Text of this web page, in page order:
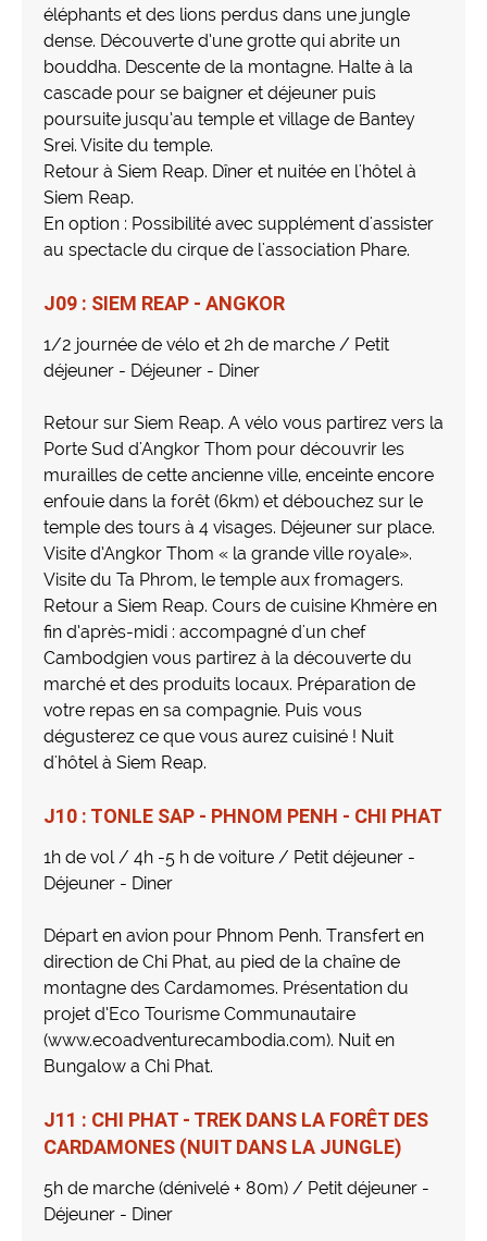
éléphants et des lions perdus dans une jungle
dense. Découverte d’une grotte qui abrite un
bouddha. Descente de la montagne. Halte à la
cascade pour se baigner et déjeuner puis
poursuite jusqu’au temple et village de Bantey
Srei. Visite du temple.
Retour à Siem Reap. Dîner et nuitée en l'hôtel à
Siem Reap.
En option : Possibilité avec supplément d'assister
au spectacle du cirque de l'association Phare.
J09 : SIEM REAP - ANGKOR
1/2 journée de vélo et 2h de marche / Petit
déjeuner - Déjeuner - Diner
Retour sur Siem Reap. A vélo vous partirez vers la
Porte Sud d'Angkor Thom pour découvrir les
murailles de cette ancienne ville, enceinte encore
enfouie dans la forêt (6km) et débouchez sur le
temple des tours à 4 visages. Déjeuner sur place.
Visite d’Angkor Thom « la grande ville royale».
Visite du Ta Phrom, le temple aux fromagers.
Retour a Siem Reap. Cours de cuisine Khmère en
fin d’après-midi : accompagné d'un chef
Cambodgien vous partirez à la découverte du
marché et des produits locaux. Préparation de
votre repas en sa compagnie. Puis vous
dégusterez ce que vous aurez cuisiné ! Nuit
d'hôtel à Siem Reap.
J10 : TONLE SAP - PHNOM PENH - CHI PHAT
1h de vol / 4h -5 h de voiture / Petit déjeuner -
Déjeuner - Diner
Départ en avion pour Phnom Penh. Transfert en
direction de Chi Phat, au pied de la chaîne de
montagne des Cardamomes. Présentation du
projet d’Eco Tourisme Communautaire
(www.ecoadventurecambodia.com). Nuit en
Bungalow a Chi Phat.
J11 : CHI PHAT - TREK DANS LA FORÊT DES
CARDAMONES (NUIT DANS LA JUNGLE)
5h de marche (dénivelé + 80m) / Petit déjeuner -
Déjeuner - Diner